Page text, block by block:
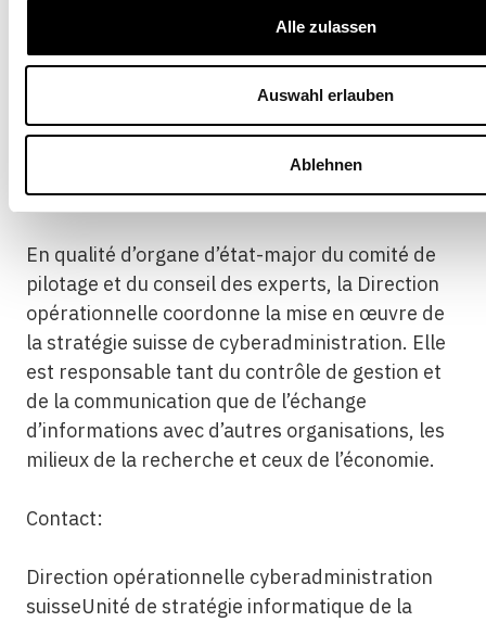
Alle zulassen
Auswahl erlauben
Ablehnen
La Direction opérationnelle
cyberadministration suisse
En qualité d’organe d’état-major du comité de
pilotage et du conseil des experts, la Direction
opérationnelle coordonne la mise en œuvre de
la stratégie suisse de cyberadministration. Elle
est responsable tant du contrôle de gestion et
de la communication que de l’échange
d’informations avec d’autres organisations, les
milieux de la recherche et ceux de l’économie.
Contact:
Direction opérationnelle cyberadministration
suisseUnité de stratégie informatique de la